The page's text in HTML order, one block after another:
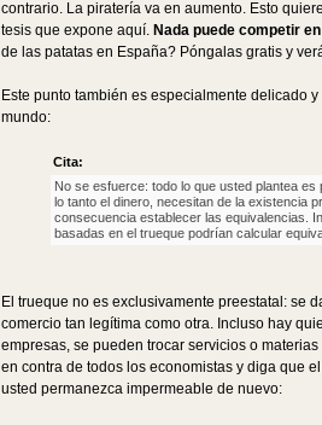
contrario. La piratería va en aumento. Esto
tesis que expone aquí. Nada puede competir
de las patatas en España? Póngalas gratis y
Este punto también es especialmente delicado
mundo:
Cita:
No se esfuerce: todo lo que usted plantea
lo tanto el dinero, necesitan de la existencia
consecuencia establecer las equivalencias.
basadas en el trueque podrían calcular
El trueque no es exclusivamente preestatal: se
comercio tan legítima como otra. Incluso hay
empresas, se pueden trocar servicios o
en contra de todos los economistas y diga que
usted permanezca impermeable de nuevo: